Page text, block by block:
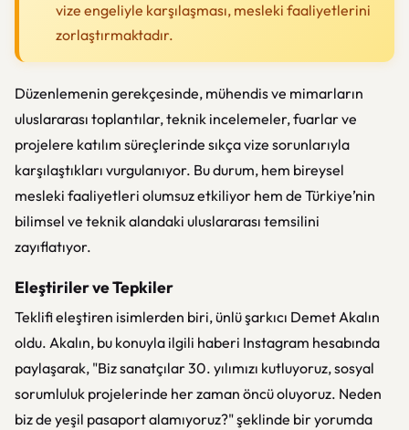
vize engeliyle karşılaşması, mesleki faaliyetlerini
zorlaştırmaktadır.
Düzenlemenin gerekçesinde, mühendis ve mimarların
uluslararası toplantılar, teknik incelemeler, fuarlar ve
projelere katılım süreçlerinde sıkça vize sorunlarıyla
karşılaştıkları vurgulanıyor. Bu durum, hem bireysel
mesleki faaliyetleri olumsuz etkiliyor hem de Türkiye’nin
bilimsel ve teknik alandaki uluslararası temsilini
zayıflatıyor.
Eleştiriler ve Tepkiler
Teklifi eleştiren isimlerden biri, ünlü şarkıcı Demet Akalın
oldu. Akalın, bu konuyla ilgili haberi Instagram hesabında
paylaşarak, "Biz sanatçılar 30. yılımızı kutluyoruz, sosyal
sorumluluk projelerinde her zaman öncü oluyoruz. Neden
biz de yeşil pasaport alamıyoruz?" şeklinde bir yorumda